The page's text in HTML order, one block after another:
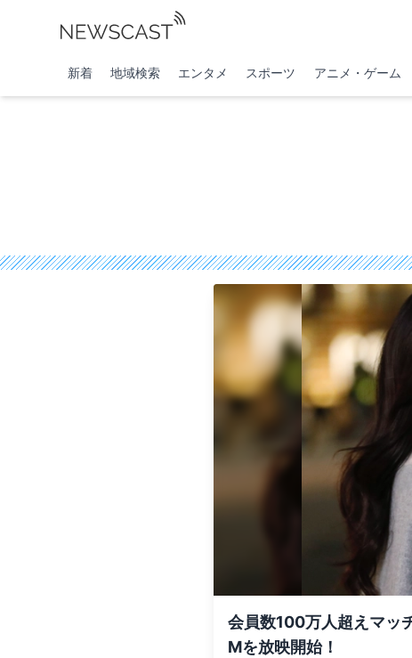
新着 地域検索 エンタメ スポーツ アニメ・ゲーム
会員数100万人超えマッ
Mを放映開始！